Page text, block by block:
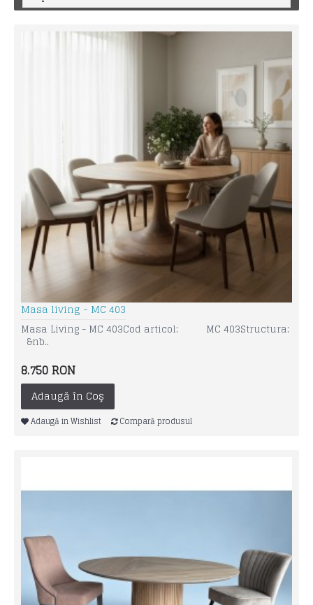
Masa living - MC 403
Masa Living - MC 403Cod articol: MC 403Structura:
&nb..
8.750 RON
Adaugă în Coş
Adaugă in Wishlist Compară produsul